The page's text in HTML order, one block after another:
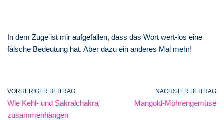
In dem Zuge ist mir aufgefallen, dass das Wort wert-los eine
falsche Bedeutung hat. Aber dazu ein anderes Mal mehr!
VORHERIGER BEITRAG
Wie Kehl- und Sakralchakra
zusammenhängen
NÄCHSTER BEITRAG
Mangold-Möhrengemüse